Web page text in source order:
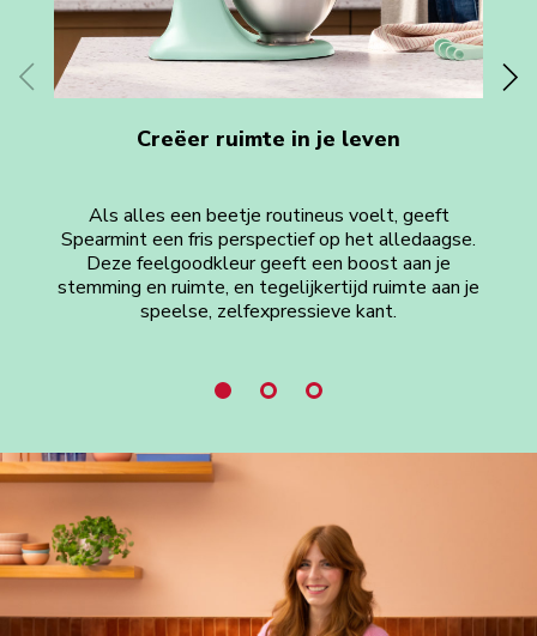
Creëer ruimte in je leven
Als alles een beetje routineus voelt, geeft
Spearmint een fris perspectief op het alledaagse.
Deze feelgoodkleur geeft een boost aan je
stemming en ruimte, en tegelijkertijd ruimte aan je
speelse, zelfexpressieve kant.